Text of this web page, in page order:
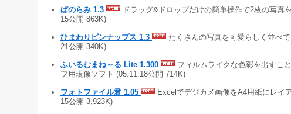
ぱのらみ 1.3
ドラッグ&ドロップだけの簡単操作で2枚の写真
15公開 863K)
ひまわりピンナップス 1.3
たくさんの写真を可愛らしく並べ
21公開 340K)
ふいるむまね～る Lite 1.300
フィルムライクな色彩を出すこ
フ用現像ソフト (05.11.18公開 714K)
フォトファイル君 1.05
Excelでデジカメ画像をA4用紙にレイ
15公開 3,923K)